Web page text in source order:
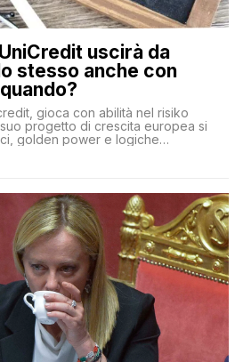
uscirà da
stesso anche con
gioca con abilità nel risiko
progetto di crescita europea si
golden power e logiche
mossa su Generali Andrea Orcel,